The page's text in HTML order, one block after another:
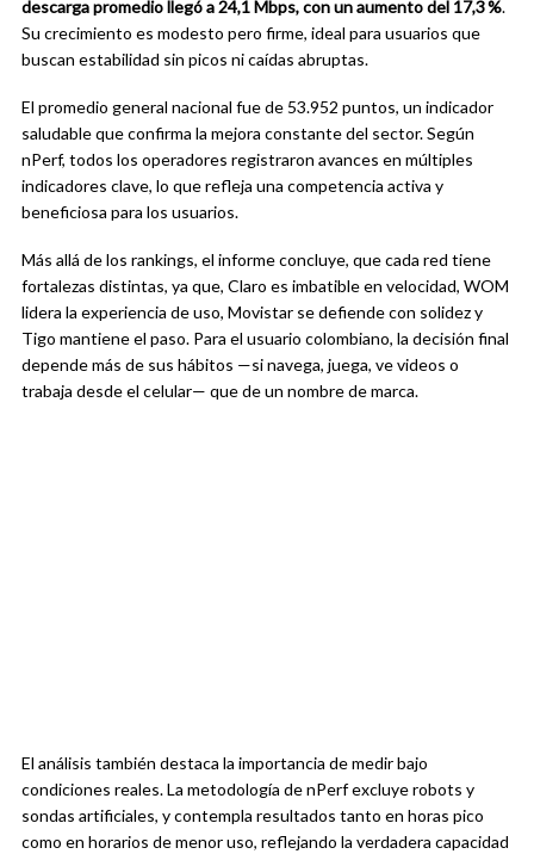
descarga promedio llegó a 24,1 Mbps, con un aumento del 17,3 %.
Su crecimiento es modesto pero firme, ideal para usuarios que
buscan estabilidad sin picos ni caídas abruptas.
El promedio general nacional fue de 53.952 puntos, un indicador
saludable que confirma la mejora constante del sector. Según
nPerf, todos los operadores registraron avances en múltiples
indicadores clave, lo que refleja una competencia activa y
beneficiosa para los usuarios.
Más allá de los rankings, el informe concluye, que cada red tiene
fortalezas distintas, ya que, Claro es imbatible en velocidad, WOM
lidera la experiencia de uso, Movistar se defiende con solidez y
Tigo mantiene el paso. Para el usuario colombiano, la decisión final
depende más de sus hábitos —si navega, juega, ve videos o
trabaja desde el celular— que de un nombre de marca.
El análisis también destaca la importancia de medir bajo
condiciones reales. La metodología de nPerf excluye robots y
sondas artificiales, y contempla resultados tanto en horas pico
como en horarios de menor uso, reflejando la verdadera capacidad